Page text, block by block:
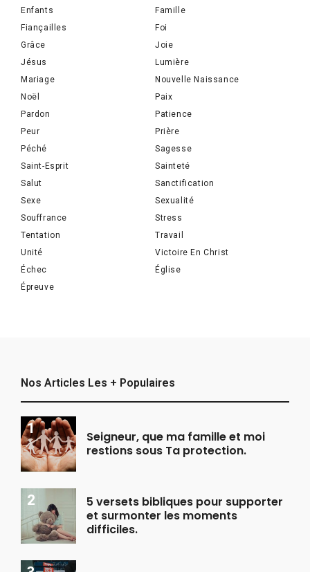
Enfants
Famille
Fiançailles
Foi
Grâce
Joie
Jésus
Lumière
Mariage
Nouvelle Naissance
Noël
Paix
Pardon
Patience
Peur
Prière
Péché
Sagesse
Saint-Esprit
Sainteté
Salut
Sanctification
Sexe
Sexualité
Souffrance
Stress
Tentation
Travail
Unité
Victoire En Christ
Échec
Église
Épreuve
Nos Articles Les + Populaires
Seigneur, que ma famille et moi
restions sous Ta protection.
5 versets bibliques pour supporter
et surmonter les moments
difficiles.